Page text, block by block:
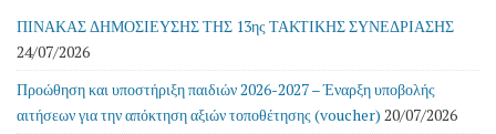
ΠΙΝΑΚΑΣ ΔΗΜΟΣΙΕΥΣΗΣ ΤΗΣ 13ης ΤΑΚΤΙΚΗΣ ΣΥΝΕΔΡΙΑΣΗΣ
24/07/2026
Προώθηση και υποστήριξη παιδιών 2026-2027 – Έναρξη υποβολής
αιτήσεων για την απόκτηση αξιών τοποθέτησης (voucher) 20/07/2026